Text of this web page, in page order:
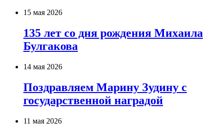
15 мая 2026
135 лет со дня рождения Михаила
Булгакова
14 мая 2026
Поздравляем Марину Зудину с
государственной наградой
11 мая 2026